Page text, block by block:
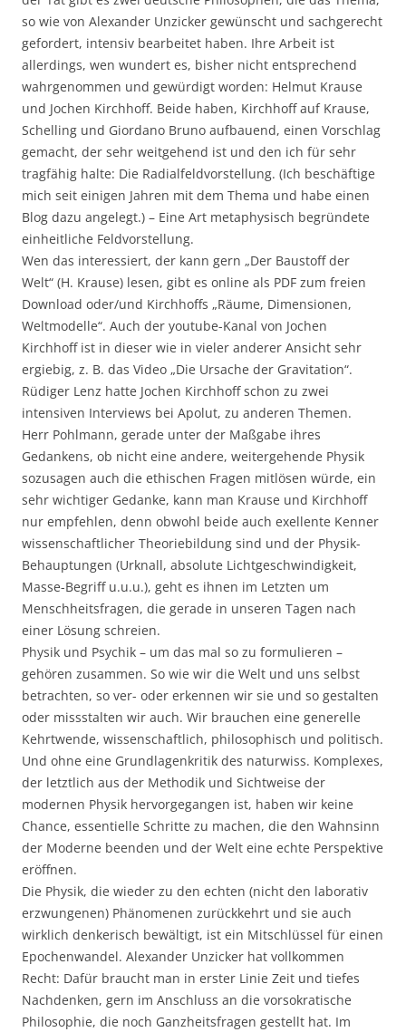
so wie von Alexander Unzicker gewünscht und sachgerecht
gefordert, intensiv bearbeitet haben. Ihre Arbeit ist
allerdings, wen wundert es, bisher nicht entsprechend
wahrgenommen und gewürdigt worden: Helmut Krause
und Jochen Kirchhoff. Beide haben, Kirchhoff auf Krause,
Schelling und Giordano Bruno aufbauend, einen Vorschlag
gemacht, der sehr weitgehend ist und den ich für sehr
tragfähig halte: Die Radialfeldvorstellung. (Ich beschäftige
mich seit einigen Jahren mit dem Thema und habe einen
Blog dazu angelegt.) – Eine Art metaphysisch begründete
einheitliche Feldvorstellung.
Wen das interessiert, der kann gern „Der Baustoff der
Welt“ (H. Krause) lesen, gibt es online als PDF zum freien
Download oder/und Kirchhoffs „Räume, Dimensionen,
Weltmodelle“. Auch der youtube-Kanal von Jochen
Kirchhoff ist in dieser wie in vieler anderer Ansicht sehr
ergiebig, z. B. das Video „Die Ursache der Gravitation“.
Rüdiger Lenz hatte Jochen Kirchhoff schon zu zwei
intensiven Interviews bei Apolut, zu anderen Themen.
Herr Pohlmann, gerade unter der Maßgabe ihres
Gedankens, ob nicht eine andere, weitergehende Physik
sozusagen auch die ethischen Fragen mitlösen würde, ein
sehr wichtiger Gedanke, kann man Krause und Kirchhoff
nur empfehlen, denn obwohl beide auch exellente Kenner
wissenschaftlicher Theoriebildung sind und der Physik-
Behauptungen (Urknall, absolute Lichtgeschwindigkeit,
Masse-Begriff u.u.u.), geht es ihnen im Letzten um
Menschheitsfragen, die gerade in unseren Tagen nach
einer Lösung schreien.
Physik und Psychik – um das mal so zu formulieren –
gehören zusammen. So wie wir die Welt und uns selbst
betrachten, so ver- oder erkennen wir sie und so gestalten
oder missstalten wir auch. Wir brauchen eine generelle
Kehrtwende, wissenschaftlich, philosophisch und politisch.
Und ohne eine Grundlagenkritik des naturwiss. Komplexes,
der letztlich aus der Methodik und Sichtweise der
modernen Physik hervorgegangen ist, haben wir keine
Chance, essentielle Schritte zu machen, die den Wahnsinn
der Moderne beenden und der Welt eine echte Perspektive
eröffnen.
Die Physik, die wieder zu den echten (nicht den laborativ
erzwungenen) Phänomenen zurückkehrt und sie auch
wirklich denkerisch bewältigt, ist ein Mitschlüssel für einen
Epochenwandel. Alexander Unzicker hat vollkommen
Recht: Dafür braucht man in erster Linie Zeit und tiefes
Nachdenken, gern im Anschluss an die vorsokratische
Philosophie, die noch Ganzheitsfragen gestellt hat. Im